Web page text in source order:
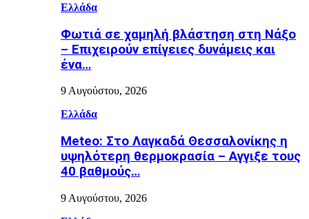
Ελλάδα
Φωτιά σε χαμηλή βλάστηση στη Νάξο
– Επιχειρούν επίγειες δυνάμεις και
ένα…
9 Αυγούστου, 2026
Ελλάδα
Meteo: Στο Λαγκαδά Θεσσαλονίκης η
υψηλότερη θερμοκρασία – Αγγιξε τους
40 βαθμούς…
9 Αυγούστου, 2026